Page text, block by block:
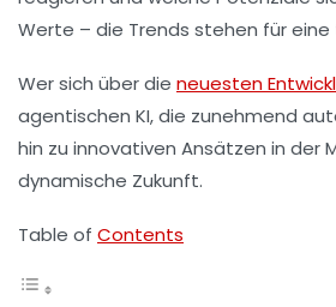
Werte – die Trends stehen für
Wer sich über die neuesten
agentischen KI, die zunehmend
hin zu innovativen Ansätzen in der
dynamische Zukunft.
Table of Contents